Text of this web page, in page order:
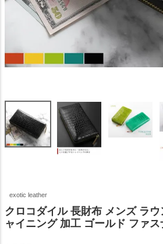
exotic leather
クロコダイル 長財布 メンズ ラ
ャイニング 加工 ゴールド ファス